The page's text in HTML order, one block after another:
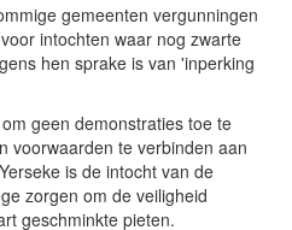
gemeenten vergunningen
intochten waar nog zwarte
hen sprake is van 'inperking
geen demonstraties toe te
voorwaarden te verbinden aan
is de intocht van de
zorgen om de veiligheid
geschminkte pieten.